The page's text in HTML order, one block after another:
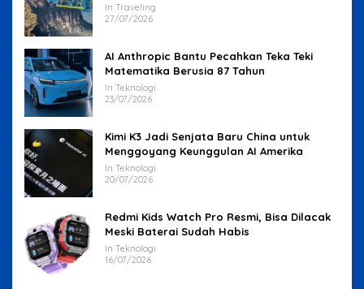
In Traveling
27/07/2026
AI Anthropic Bantu Pecahkan Teka Teki
Matematika Berusia 87 Tahun
In Teknologi
23/07/2026
Kimi K3 Jadi Senjata Baru China untuk
Menggoyang Keunggulan AI Amerika
In Teknologi
20/07/2026
Redmi Kids Watch Pro Resmi, Bisa Dilacak
Meski Baterai Sudah Habis
In Teknologi
16/07/2026